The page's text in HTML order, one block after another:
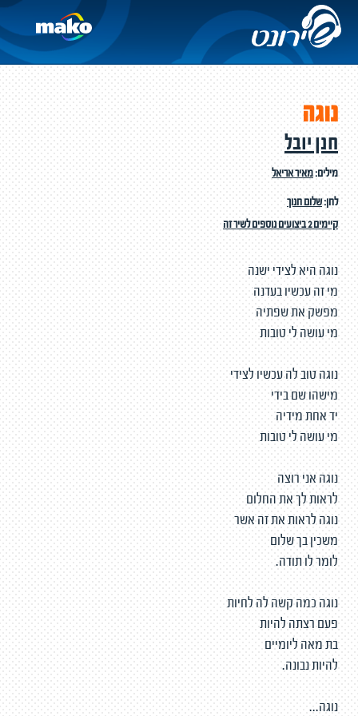
נוגה
חנן יובל
מילים:מאיר אריאל
לחן:שלום חנוך
קיימים 2 ביצועים נוספים לשיר זה
נוגה היא לצידי ישנה
מי זה עכשיו בעדנה
מפשק את שפתיה
מי עושה לי טובות
נוגה טוב לה עכשיו לצידי
מישהו שם בידי
יד אחת מידיה
מי עושה לי טובות
נוגה אני רוצה
לראות לך את החלום
נוגה לראות את זה אשר
משכין בך שלום
לומר לו תודה.
נוגה כמה קשה לה לחיות
פעם רצתה להיות
בת מאה ליומיים
להיות נבונה.
נוגה...